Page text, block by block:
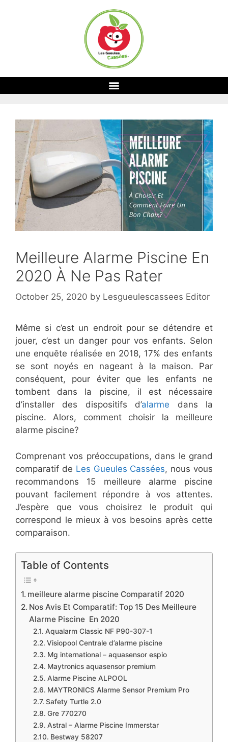
Meilleure Alarme Piscine En
2020 À Ne Pas Rater
October 25, 2020 by Lesgueulescassees Editor
Même si c’est un endroit pour se détendre et
jouer, c’est un danger pour vos enfants. Selon
une enquête réalisée en 2018, 17% des enfants
se sont noyés en nageant à la maison. Par
conséquent, pour éviter que les enfants ne
tombent dans la piscine, il est nécessaire
d’installer des dispositifs d’alarme dans la
piscine. Alors, comment choisir la meilleure
alarme piscine?
Comprenant vos préoccupations, dans le grand
comparatif de Les Gueules Cassées, nous vous
recommandons 15 meilleure alarme piscine
pouvant facilement répondre à vos attentes.
J’espère que vous choisirez le produit qui
correspond le mieux à vos besoins après cette
comparaison.
Table of Contents
​meilleure alarme piscine Comparatif 2020
​Nos Avis ​Et Comparatif: Top 15 Des Meilleure
Alarme Piscine En 2020
​Aqualarm Classic NF P90-307-1
​Visiopool Centrale d’alarme piscine
​​Mg international – aquasensor espio
​Maytronics aquasensor premium
​​Alarme Piscine ALPOOL
​MAYTRONICS Alarme Sensor Premium Pro
​Safety Turtle 2.0
​Gre 770270
​Astral – Alarme Piscine Immerstar
​Bestway 58207